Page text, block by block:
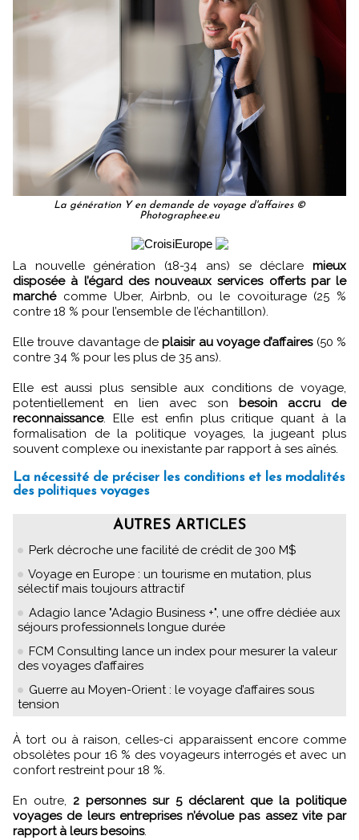
La génération Y en demande de voyage d'affaires ©
Photographee.eu
La nouvelle génération (18-34 ans) se déclare mieux
disposée à l’égard des nouveaux services offerts par le
marchécomme Uber, Airbnb, ou le covoiturage (25 %
contre 18 % pour l’ensemble de l’échantillon).
Elle trouve davantage deplaisir au voyage d’affaires(50 %
contre 34 % pour les plus de 35 ans).
Elle est aussi plus sensible aux conditions de voyage,
potentiellement en lien avec son besoin accru de
reconnaissance. Elle est enfin plus critique quant à la
formalisation de la politique voyages, la jugeant plus
souvent complexe ou inexistante par rapport à ses aînés.
La nécessité de préciser les conditions et les modalités
des politiques voyages
AUTRES ARTICLES
Perk décroche une facilité de crédit de 300 M$
Voyage en Europe : un tourisme en mutation, plus
sélectif mais toujours attractif
Adagio lance "Adagio Business +", une offre dédiée aux
séjours professionnels longue durée
FCM Consulting lance un index pour mesurer la valeur
des voyages d’affaires
Guerre au Moyen-Orient : le voyage d’affaires sous
tension
À tort ou à raison, celles-ci apparaissent encore comme
obsolètes pour 16 % des voyageurs interrogés et avec un
confort restreint pour 18 %.
En outre, 2 personnes sur 5 déclarent que la politique
voyages de leurs entreprises n’évolue pas assez vite par
rapport à leurs besoins.